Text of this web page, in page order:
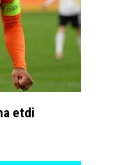
etdi